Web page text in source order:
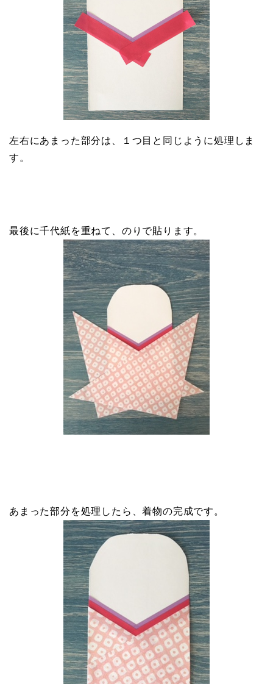
左右にあまった部分は、１つ目と同じように処理しま
す。
最後に千代紙を重ねて、のりで貼ります。
あまった部分を処理したら、着物の完成です。